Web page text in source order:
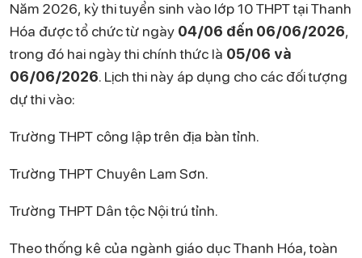
Năm 2026, kỳ thi tuyển sinh vào lớp 10 THPT tại Thanh
Hóa được tổ chức từ ngày 04/06 đến 06/06/2026,
trong đó hai ngày thi chính thức là 05/06 và
06/06/2026. Lịch thi này áp dụng cho các đối tượng
dự thi vào:
Trường THPT công lập trên địa bàn tỉnh.
Trường THPT Chuyên Lam Sơn.
Trường THPT Dân tộc Nội trú tỉnh.
Theo thống kê của ngành giáo dục Thanh Hóa, toàn